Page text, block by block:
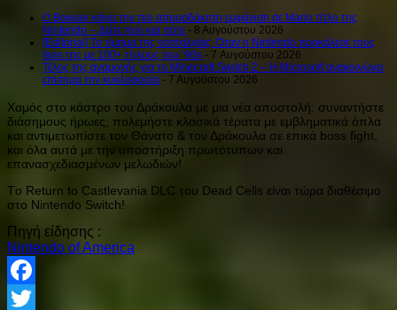
Ο Bowser κάνει την πιο απροσδόκητη εμφάνιση σε Mario τίτλο της
Nintendo – Δείτε πού και πότε - 8 Αυγούστου 2026
[Editorial] Το τίμημα της νοσταλγίας: Όταν η Nintendo προκάλεσε τους
fans της με 100+ τίτλους του ’90s - 7 Αυγούστου 2026
Τέλος της αναμονής για το Minecraft Switch 2 – Η Microsoft ανακοινώνει
επίσημα την κυκλοφορία - 7 Αυγούστου 2026
Χαμός στο κάστρο του Δράκουλα με μια νέα αποστολή: συναντήστε
διάσημους ήρωες, πολεμήστε κλασικά τέρατα με εμβληματικά όπλα
και αντιμετωπίστε τον Θάνατο & τον Δράκουλα σε επικά boss fight,
και όλα αυτά με την υποστήριξη πρωτότυπων και
επανασχεδιασμένων μελωδιών!
Tο Return to Castlevania DLC του Dead Cells είναι τώρα διαθέσιμο
στο Nintendo Switch!
Πηγή είδησης :
Nintendo of America
Facebook